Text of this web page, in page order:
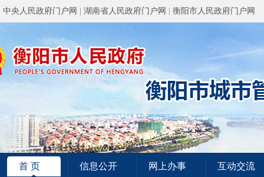
中央人民政府门户网 湖南省人民政府门户网 衡阳市人民政府门户网
首 页 信息公开 网上办事 互动交流